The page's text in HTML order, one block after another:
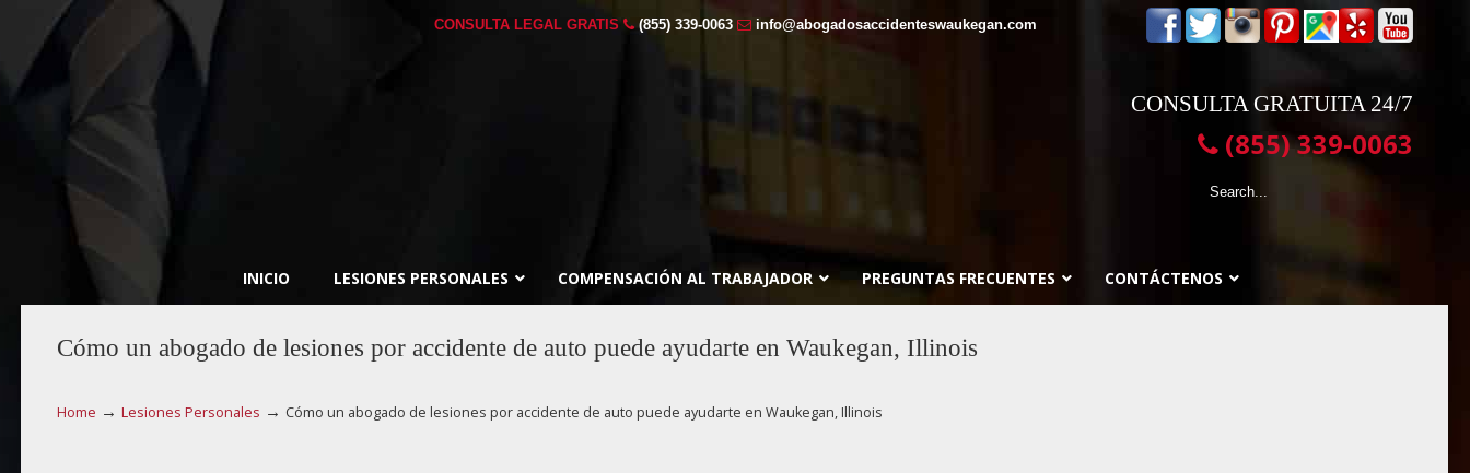
CONSULTA LEGAL GRATIS (855) 339-0063 info@abogadosaccidenteswaukegan.com
CONSULTA GRATUITA 24/7
(855) 339-0063
INICIO LESIONES PERSONALES COMPENSACIÓN AL TRABAJADOR PREGUNTAS FRECUENTES CONTÁCTENOS
Cómo un abogado de lesiones por accidente de auto puede ayudarte en Waukegan, Illinois
Home → Lesiones Personales → Cómo un abogado de lesiones por accidente de auto puede ayudarte en Waukegan, Illinois